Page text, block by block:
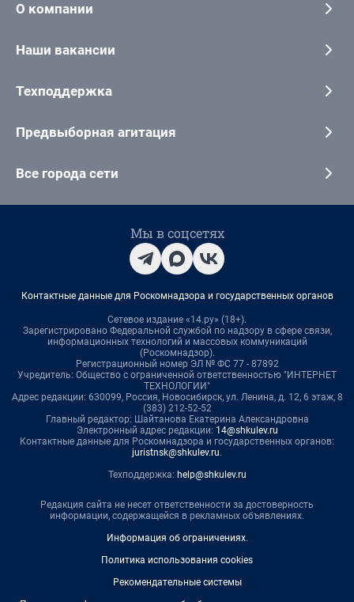
О компании
Наши вакансии
Техподдержка
Предвыборная агитация
Все города сети
Мы в соцсетях
Контактные данные для Роскомнадзора и государственных органов
Сетевое издание «14.ру» (18+).
Зарегистрировано Федеральной службой по надзору в сфере связи,
информационных технологий и массовых коммуникаций
(Роскомнадзор).
Регистрационный номер ЭЛ № ФС 77 - 87892
Учредитель: Общество с ограниченной ответственностью "ИНТЕРНЕТ
ТЕХНОЛОГИИ"
Адрес редакции: 630099, Россия, Новосибирск, ул. Ленина, д. 12, 6 этаж, 8
(383) 212-52-52
Главный редактор: Шайтанова Екатерина Александровна
Электронный адрес редакции: 14@shkulev.ru
Контактные данные для Роскомнадзора и государственных органов:
juristnsk@shkulev.ru.
Техподдержка: help@shkulev.ru
Редакция сайта не несет ответственности за достоверность
информации, содержащейся в рекламных объявлениях.
Информация об ограничениях.
Политика использования cookies
Рекомендательные системы